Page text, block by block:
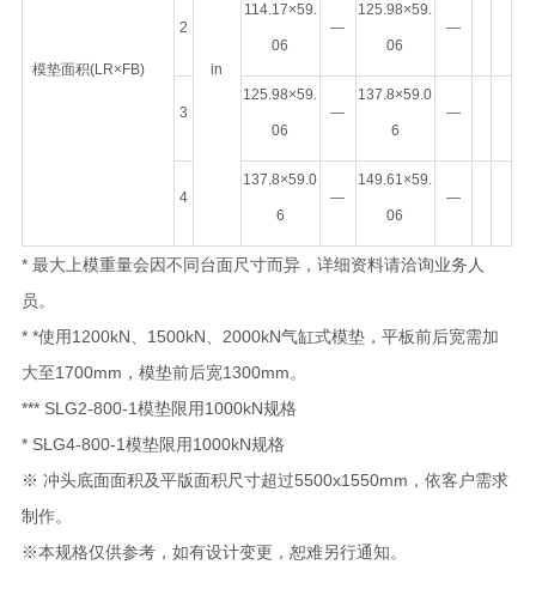
模垫面积(LR×FB) in
2
114.17×59.
06
—
125.98×59.
06
—
3
125.98×59.
06
—
137.8×59.0
6
—
4
137.8×59.0
6
—
149.61×59.
06
—
* 最大上模重量会因不同台面尺寸而异，详细资料请洽询业务人
员。
* *使用1200kN、1500kN、2000kN气缸式模垫，平板前后宽需加
大至1700mm，模垫前后宽1300mm。
*** SLG2-800-1模垫限用1000kN规格
* SLG4-800-1模垫限用1000kN规格
※ 冲头底面面积及平版面积尺寸超过5500x1550mm，依客户需求
制作。
※本规格仅供参考，如有设计变更，恕难另行通知。